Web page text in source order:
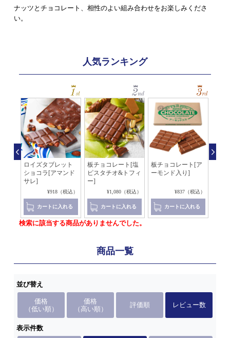
ナッツとチョコレート、相性のよい組み合わせをお楽しみくださ
い。
人気ランキング
ロイズタブレット
ショコラ[アマンド
サレ]
¥918（税込）
カートに入れる
板チョコレート[塩
ピスタチオ&トフィ
ー]
¥1,080（税込）
カートに入れる
板チョコレート[ア
ーモンド入り]
¥837（税込）
カートに入れる
検索に該当する商品がありませんでした。
商品一覧
並び替え
価格
（低い順）
価格
（高い順）
評価順 レビュー数
表示件数